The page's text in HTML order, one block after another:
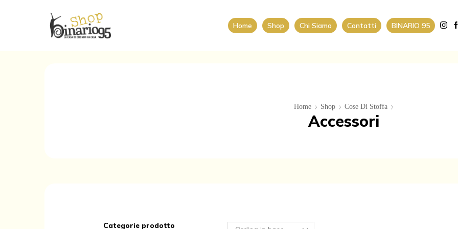
Home Shop Chi Siamo Contatti BINARIO 95
Home Shop Cose Di Stoffa
Accessori
Categorie prodotto